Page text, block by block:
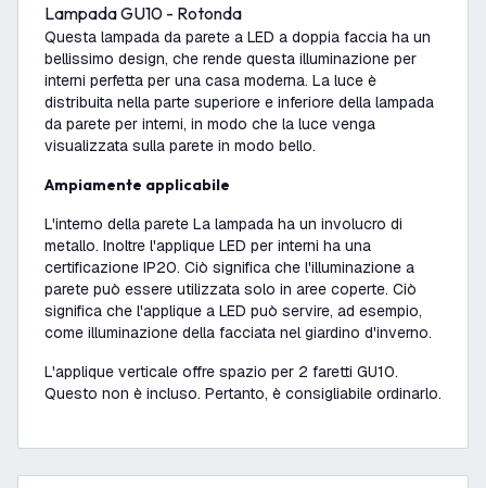
Lampada GU10 - Rotonda
Questa lampada da parete a LED a doppia faccia ha un
bellissimo design, che rende questa illuminazione per
interni perfetta per una casa moderna. La luce è
distribuita nella parte superiore e inferiore della lampada
da parete per interni, in modo che la luce venga
visualizzata sulla parete in modo bello.
Ampiamente applicabile
L'interno della parete La lampada ha un involucro di
metallo. Inoltre l'applique LED per interni ha una
certificazione IP20. Ciò significa che l'illuminazione a
parete può essere utilizzata solo in aree coperte. Ciò
significa che l'applique a LED può servire, ad esempio,
come illuminazione della facciata nel giardino d'inverno.
L'applique verticale offre spazio per 2 faretti GU10.
Questo non è incluso. Pertanto, è consigliabile ordinarlo.